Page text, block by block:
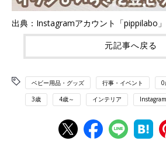
出典：Instagramアカウント「pippilabo」
元記事へ戻る
ベビー用品・グッズ 行事・イベント 0
3歳 4歳～ インテリア Instagram